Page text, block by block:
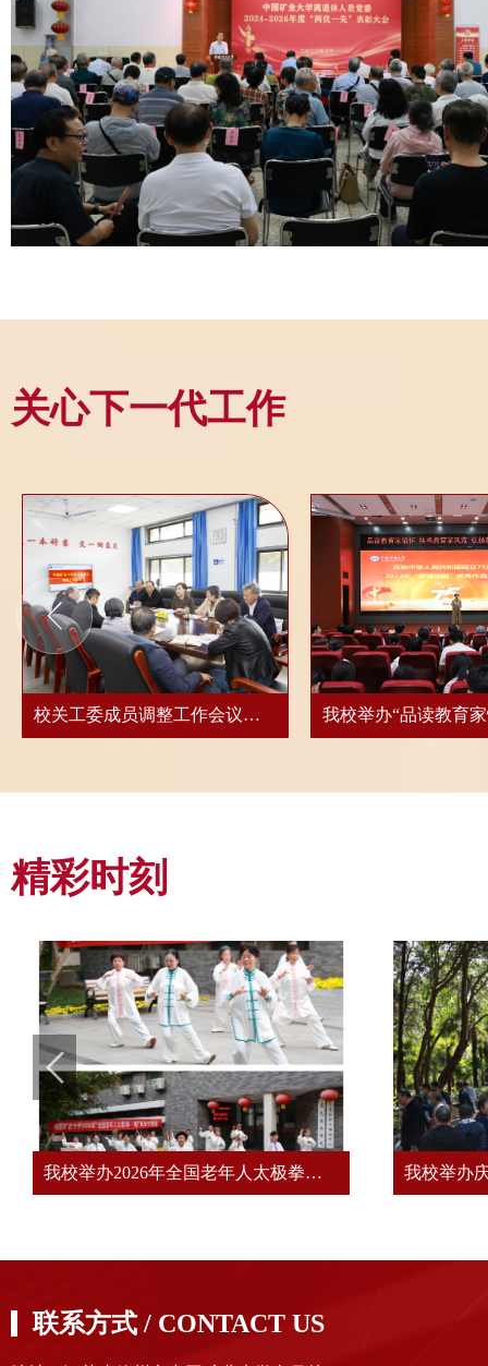
关心下一代工作
校关工委成员调整工作会议顺利召开
精彩时刻
我校举办2026年全国老年人太极拳健身大联动活动
联系方式 / CONTACT US